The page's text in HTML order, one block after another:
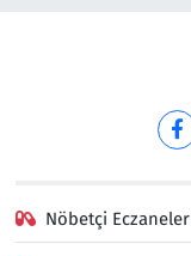
Nöbetçi Eczaneler